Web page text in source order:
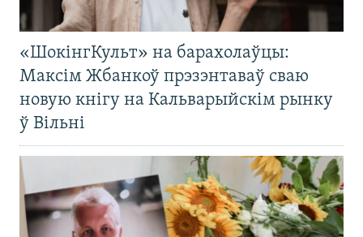
«ШокінгКульт» на барахолаўцы:
Максім Жбанкоў прэзэнтаваў сваю
новую кнігу на Кальварыйскім рынку
ў Вільні